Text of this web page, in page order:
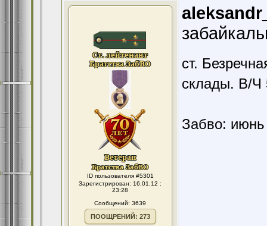
ID пользователя #5301
Зарегистрирован: 16.01.12 :
23:28
Сообщений: 3639
ПООЩРЕНИЙ: 273
ст.
склады. В/Ч
Забво: